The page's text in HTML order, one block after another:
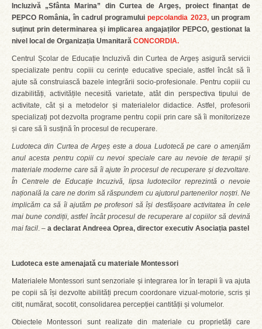
Incluzivă „Sfânta Marina” din Curtea de Argeș, proiect finanțat de
PEPCO România, în cadrul programuluipepcolandia 2023,un program
suținut prin determinarea și implicarea angajaților PEPCO, gestionat la
nivel local de Organizația Umanitară CONCORDIA.
Centrul Școlar de Educație Incluzivă din Curtea de Argeș asigură servicii
specializate pentru copiii cu cerințe educative speciale, astfel încât să îi
ajute să construiască bazele integrării socio-profesionale. Pentru copiii cu
dizabilități, activitățile necesită varietate, atât din perspectiva tipului de
activitate, cât și a metodelor și materialelor didactice. Astfel, profesorii
specializați pot dezvolta programe pentru copii prin care să îi monitorizeze
și care să îi susțină în procesul de recuperare.
Ludoteca din Curtea de Argeș este a doua Ludotecă pe care o amenjăm
anul acesta pentru copiii cu nevoi speciale care au nevoie de terapii și
materiale moderne care să îi ajute în procesul de recuperare și dezvoltare.
În Centrele de Educație Incuzivă, lipsa ludotecilor reprezintă o nevoie
națională la care ne dorim să răspundem cu ajutorul partenerilor noștri. Ne
implicăm ca să îi ajutăm pe profesori să își desfășoare activitatea în cele
mai bune condiții, astfel încât procesul de recuperare al copiilor să devină
mai facil. – a declarat Andreea Oprea, director executiv Asociația pastel
Ludoteca este amenajată cu materiale Montessori
Materialele Montessori sunt senzoriale și integrarea lor în terapii îi va ajuta
pe copii să își dezvolte abilități precum coordonare vizual-motorie, scris și
citit, numărat, socotit, consolidarea percepției cantității și volumelor.
Obiectele Montessori sunt realizate din materiale cu proprietăți care